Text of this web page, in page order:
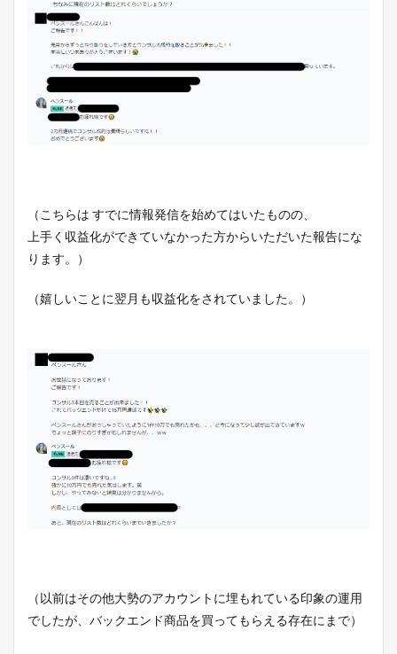
（こちらは すでに情報発信を始めてはいたものの、
上手く収益化ができていなかった方からいただいた報告にな
ります。）
（嬉しいことに翌月も収益化をされていました。）
（以前はその他大勢のアカウントに埋もれている印象の運用
でしたが、バックエンド商品を買ってもらえる存在にまで）